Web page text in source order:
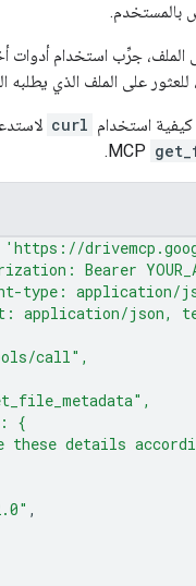
الملف، جرِّب استخدام أدوات
، للعثور على الملف الذي يطلبه
كيفية استخدام curl
'https://
Bearer
type: application/
application/json,
call",
{
these details